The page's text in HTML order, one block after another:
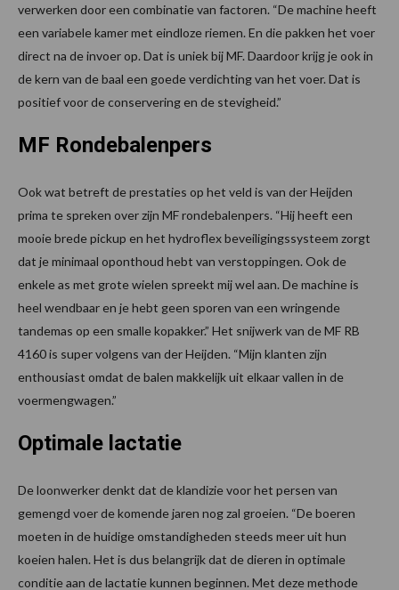
verwerken door een combinatie van factoren. “De machine heeft
een variabele kamer met eindloze riemen. En die pakken het voer
direct na de invoer op. Dat is uniek bij MF. Daardoor krijg je ook in
de kern van de baal een goede verdichting van het voer. Dat is
positief voor de conservering en de stevigheid.”
MF Rondebalenpers
Ook wat betreft de prestaties op het veld is van der Heijden
prima te spreken over zijn MF rondebalenpers. “Hij heeft een
mooie brede pickup en het hydroflex beveiligingssysteem zorgt
dat je minimaal oponthoud hebt van verstoppingen. Ook de
enkele as met grote wielen spreekt mij wel aan. De machine is
heel wendbaar en je hebt geen sporen van een wringende
tandemas op een smalle kopakker.” Het snijwerk van de MF RB
4160 is super volgens van der Heijden. “Mijn klanten zijn
enthousiast omdat de balen makkelijk uit elkaar vallen in de
voermengwagen.”
Optimale lactatie
De loonwerker denkt dat de klandizie voor het persen van
gemengd voer de komende jaren nog zal groeien. “De boeren
moeten in de huidige omstandigheden steeds meer uit hun
koeien halen. Het is dus belangrijk dat de dieren in optimale
conditie aan de lactatie kunnen beginnen. Met deze methode